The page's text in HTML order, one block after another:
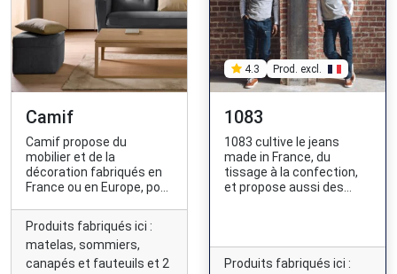
Camif
Camif propose du
mobilier et de la
décoration fabriqués en
France ou en Europe, pour
responsable.
Produits fabriqués ici :
matelas, sommiers,
canapés et fauteuils et 2
4.3 Prod. excl.
1083
1083 cultive le jeans
made in France, du
tissage à la confection,
et propose aussi des
Produits fabriqués ici :